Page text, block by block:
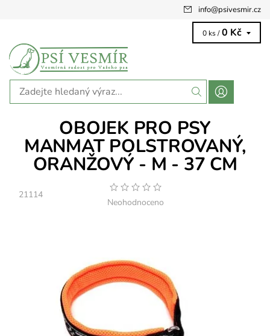
info@psivesmir.cz
0 ks / 0 Kč
OBOJEK PRO PSY
MANMAT POLSTROVANÝ,
ORANŽOVÝ - M - 37 CM
21114
Neohodnoceno